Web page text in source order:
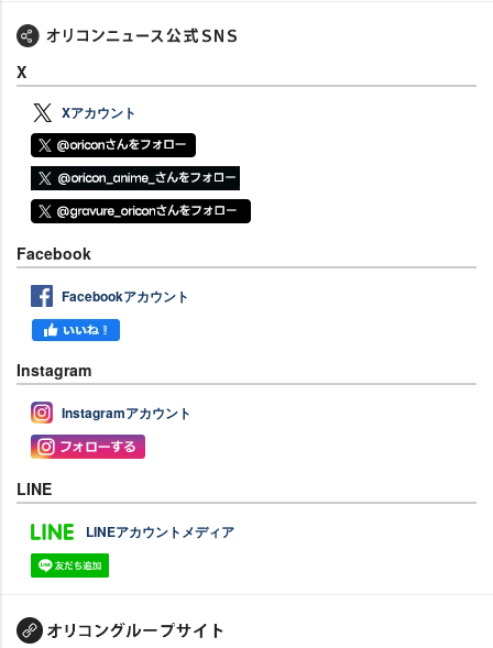
X
Xアカウント
Facebook
Facebookアカウント
Instagram
Instagramアカウント
LINE
LINEアカウントメディア